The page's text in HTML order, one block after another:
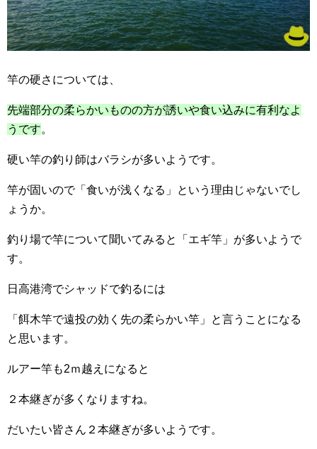
竿の硬さについては、
先端部分の柔らかいものの方が誘いや食い込みに有利なよ
うです。
硬い竿の釣り師はバラシが多いようです。
竿が固いので「食いが浅くなる」という理由じゃないでし
ょうか。
釣り場で竿について聞いてみると「エギ竿」が多いようで
す。
日高港湾でシャッドで釣るには
「餌木竿で遠投の効く先の柔らかい竿」と言うことになる
と思います。
ルアー竿も2ｍ越えになると
２本継ぎが多くなりますね。
だいたい皆さん２本継ぎが多いようです。